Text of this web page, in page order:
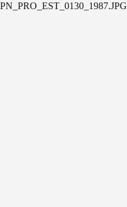
PN_PRO_EST_0130_1987.JPG